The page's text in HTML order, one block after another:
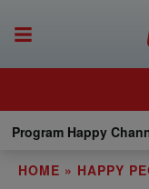
Program Happy
HOME » HAPPY